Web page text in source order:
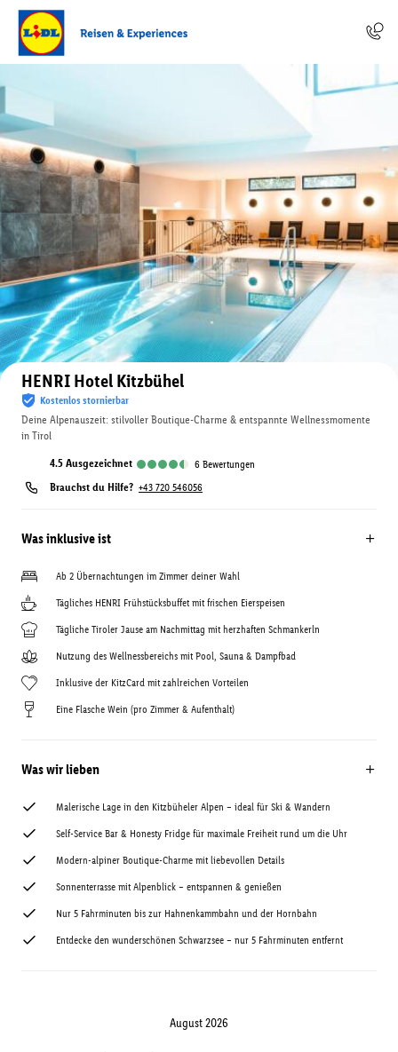
Auf der Karte anzeigen
HENRI Hotel Kitzbühel
Kostenlos stornierbar
Deine Alpenauszeit: stilvoller Boutique-Charme & entspannte Wellnessmomente
in Tirol
4.5 ausgezeichnet 6 Bewertungen
Brauchst du Hilfe? +43 720 546056
Was inklusive ist
Ab 2 Übernachtungen im Zimmer deiner Wahl
Tägliches HENRI Frühstücksbuffet mit frischen Eierspeisen
Tägliche Tiroler Jause am Nachmittag mit herzhaften Schmankerln
Nutzung des Wellnessbereichs mit Pool, Sauna & Dampfbad
Inklusive der KitzCard mit zahlreichen Vorteilen
Eine Flasche Wein (pro Zimmer & Aufenthalt)
Was wir lieben
Malerische Lage in den Kitzbüheler Alpen – ideal für Ski & Wandern
Self-Service Bar & Honesty Fridge für maximale Freiheit rund um die Uhr
Modern-alpiner Boutique-Charme mit liebevollen Details
Sonnenterrasse mit Alpenblick – entspannen & genießen
Nur 5 Fahrminuten bis zur Hahnenkammbahn und der Hornbahn
Entdecke den wunderschönen Schwarzsee – nur 5 Fahrminuten entfernt
August 2026